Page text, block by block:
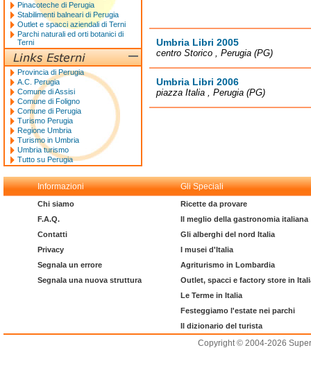
Umbria Libri 2005
centro Storico , Perugia (PG)
Umbria Libri 2006
piazza Italia , Perugia (PG)
Pinacoteche di Perugia
Stabilimenti balneari di Perugia
Outlet e spacci aziendali di Terni
Parchi naturali ed orti botanici di
Terni
Provincia di Perugia
A.C. Perugia
Comune di Assisi
Comune di Foligno
Comune di Perugia
Turismo Perugia
Regione Umbria
Turismo in Umbria
Umbria turismo
Tutto su Perugia
Informazioni Gli Speciali
Chi siamo
F.A.Q.
Contatti
Privacy
Segnala un errore
Segnala una nuova struttura
Ricette da provare
Il meglio della gastronomia italiana
Gli alberghi del nord Italia
I musei d'Italia
Agriturismo in Lombardia
Outlet, spacci e factory store in
Le Terme in Italia
Festeggiamo l'estate nei parchi
Il dizionario del turista
Copyright © 2004-2026